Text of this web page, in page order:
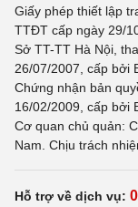
Giấy phép thiết lập
TTĐT cấp ngày 29/
Sở TT-TT Hà Nội,
26/07/2007, cấp bởi
Chứng nhận bản
16/02/2009, cấp bởi
Cơ quan chủ quản:
Nam. Chịu trách
Hỗ trợ về dịch vụ: